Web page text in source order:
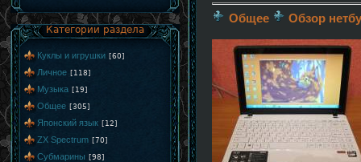
Категории раздела
Куклы и игрушки [60]
Личное [118]
Музыка [19]
Общее [305]
Японский язык [12]
ZX Spectrum [70]
Субмарины [98]
Общее Обзор